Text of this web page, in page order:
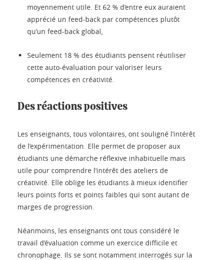
moyennement utile. Et 62 % d’entre eux auraient
apprécié un feed-back par compétences plutôt
qu’un feed-back global,
Seulement 18 % des étudiants pensent réutiliser
cette auto-évaluation pour valoriser leurs
compétences en créativité.
Des réactions positives
Les enseignants, tous volontaires, ont souligné l’intérêt
de l’expérimentation. Elle permet de proposer aux
étudiants une démarche réflexive inhabituelle mais
utile pour comprendre l’intérêt des ateliers de
créativité. Elle oblige les étudiants à mieux identifier
leurs points forts et points faibles qui sont autant de
marges de progression.
Néanmoins, les enseignants ont tous considéré le
travail d’évaluation comme un exercice difficile et
chronophage. Ils se sont notamment interrogés sur la